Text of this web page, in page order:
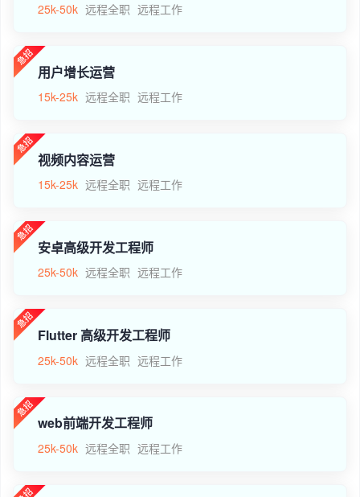
25k-50k 远程全职 远程工作
用户增长运营
15k-25k 远程全职 远程工作
视频内容运营
15k-25k 远程全职 远程工作
安卓高级开发工程师
25k-50k 远程全职 远程工作
Flutter 高级开发工程师
25k-50k 远程全职 远程工作
web前端开发工程师
25k-50k 远程全职 远程工作